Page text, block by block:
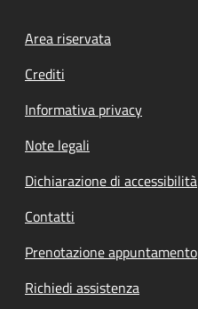
Footer menu
Area riservata
Crediti
Informativa privacy
Note legali
Dichiarazione di accessibilità
Contatti
Prenotazione appuntamento
Richiedi assistenza